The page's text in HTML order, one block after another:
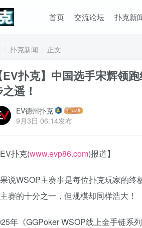
首页 交流论坛 扑克新
扑克新闻 正文
EV扑克】中国选手宋辉领
遥！
EV德州扑克
9月3日 06:14发布
EV扑克(www.evp86.com)报道】
说WSOP主赛事是每位扑克玩家的终
赛的十分之一，但规模却同样浩大！
年《GGPoker WSOP线上金手链系